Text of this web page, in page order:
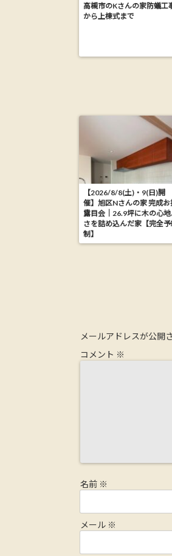
高槻市のKさんの家防蟻工
から上棟式まで
【2026/8/8(土)・9(日)開
催】旭区Nさんの家 完成お
露目会｜26.9坪に木の心地
さを詰め込んだ家【完全予
制】
メールアドレスが公開
コメント ※
名前 ※
メール ※